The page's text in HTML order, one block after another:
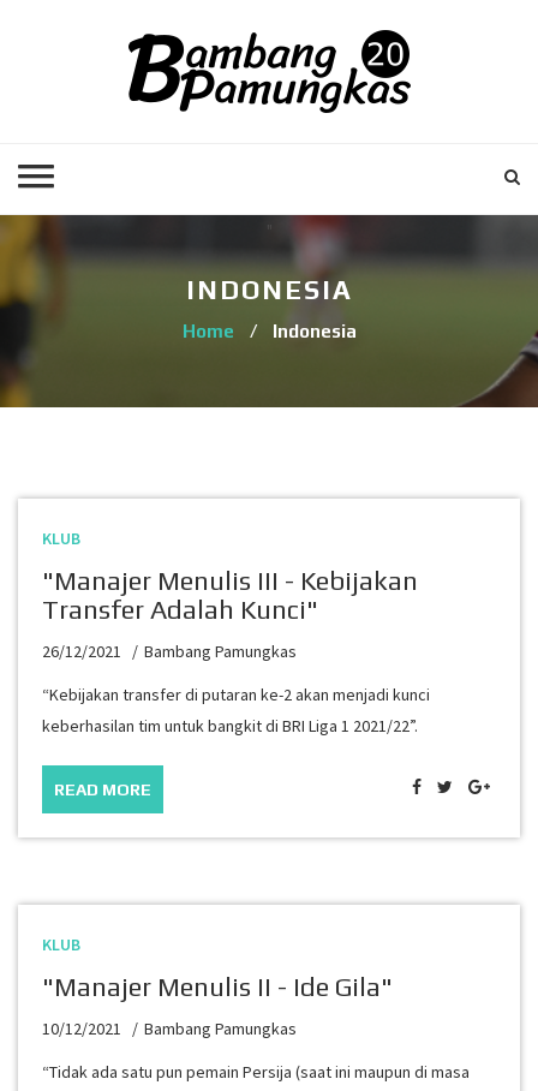
INDONESIA
Home / Indonesia
KLUB
"Manajer Menulis III - Kebijakan
Transfer Adalah Kunci"
26/12/2021
Bambang Pamungkas
“Kebijakan transfer di putaran ke-2 akan menjadi kunci
keberhasilan tim untuk bangkit di BRI Liga 1 2021/22”.
READ MORE
KLUB
"Manajer Menulis II - Ide Gila"
10/12/2021
Bambang Pamungkas
“Tidak ada satu pun pemain Persija (saat ini maupun di masa